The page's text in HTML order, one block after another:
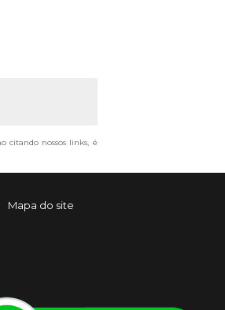
citando nossos links, é
Mapa do site